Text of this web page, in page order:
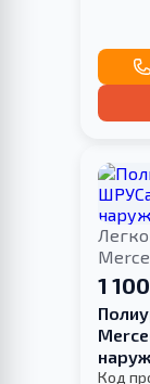
1
Код